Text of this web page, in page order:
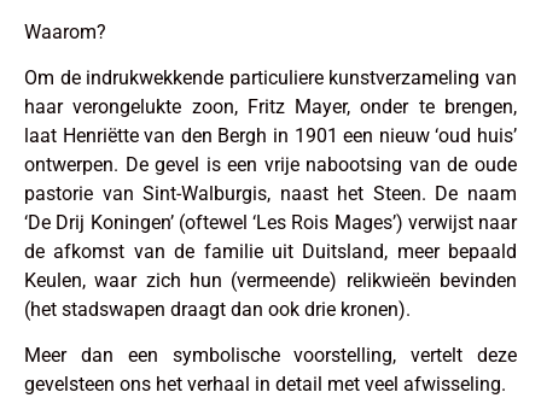
Waarom?
Om de indrukwekkende particuliere kunstverzameling van
haar verongelukte zoon, Fritz Mayer, onder te brengen,
laat Henriëtte van den Bergh in 1901 een nieuw ‘oud huis’
ontwerpen. De gevel is een vrije nabootsing van de oude
pastorie van Sint-Walburgis, naast het Steen. De naam
‘De Drij Koningen’ (oftewel ‘Les Rois Mages’) verwijst naar
de afkomst van de familie uit Duitsland, meer bepaald
Keulen, waar zich hun (vermeende) relikwieën bevinden
(het stadswapen draagt dan ook drie kronen).
Meer dan een symbolische voorstelling, vertelt deze
gevelsteen ons het verhaal in detail met veel afwisseling.